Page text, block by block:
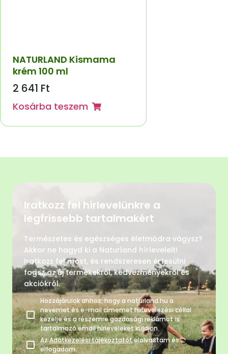
NATURLAND Kismama
krém 100 ml
2 641 Ft
Kosárba teszem
Iratkozz fel hírlevelünkre a
legfrissebb tartalmakért
Természetes és egészséges életmódra vágysz?
Akkor ne hagyd ki a Naturland hírleveleit!
Iratkozz fel most, és rendszeresen értesülni
fogsz az új termékekről, kedvezményekről és
akciókról.
Hozzájárulok ahhoz, hogy a naturland.hu a
nevemet és e-mail címemet hírlevelezési céllal
kezelje és a részemre gazdasági reklámot is
tartalmazó email hírleveleket küldjön.
AzAdatkezelési tájékoztatótelolvastam és
elfogadom.